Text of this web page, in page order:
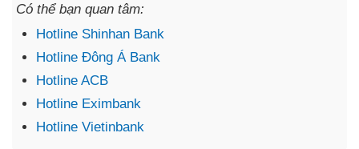
Có thể bạn quan tâm:
Hotline Shinhan Bank
Hotline Đông Á Bank
Hotline ACB
Hotline Eximbank
Hotline Vietinbank